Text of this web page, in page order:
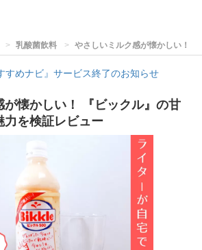
乳酸菌飲料 やさしいミルク感が懐かしい！
すめナビ』サービス終了のお知らせ
が懐かしい！ 『ビックル』の甘
力を検証レビュー